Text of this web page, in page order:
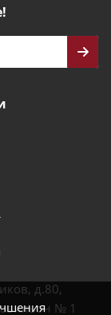
д.80,
№ 1